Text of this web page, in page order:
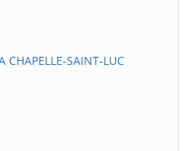
SAINT-LUC